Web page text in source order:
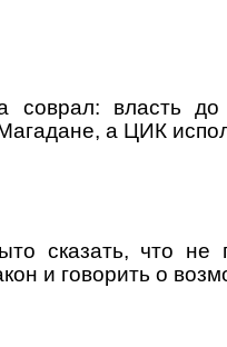
соврал: власть
а ЦИК
сказать, что не
и говорить о